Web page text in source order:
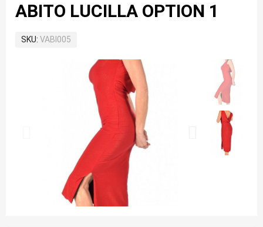
ABITO LUCILLA OPTION 1
SKU VABI005